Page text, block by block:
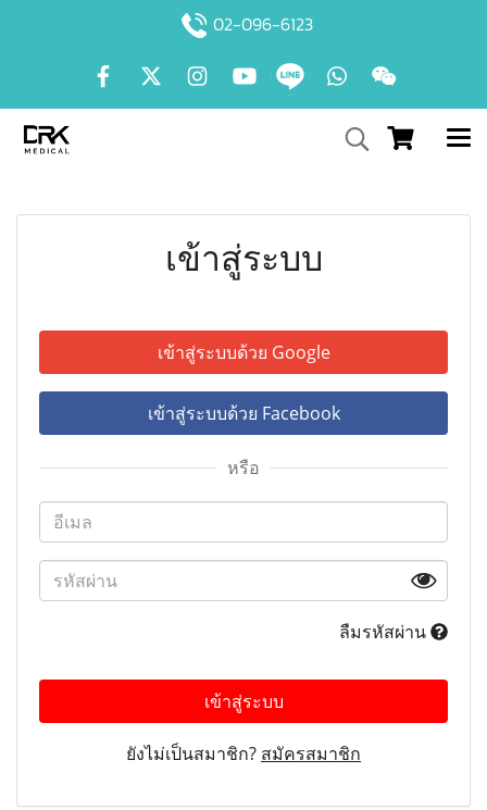
02-096-6123
เข้าสู่ระบบ
เข้าสู่ระบบด้วย Google
เข้าสู่ระบบด้วย Facebook
หรือ
ลืมรหัสผ่าน
เข้าสู่ระบบ
ยังไม่เป็นสมาชิก? สมัครสมาชิก